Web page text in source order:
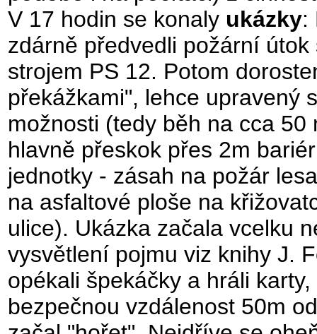
V 17 hodin se konaly ukázky:
zdárně předvedli požární
strojem PS 12. Potom
překážkami", lehce upravený
možnosti (tedy běh na cca
hlavně přeskok přes 2m
jednotky - zásah na požár
na asfaltové ploše na
ulice). Ukázka začala vcelku
vysvětlení pojmu viz knihy J.
opékali špekáčky a hráli
bezpečnou vzdálenost 50m